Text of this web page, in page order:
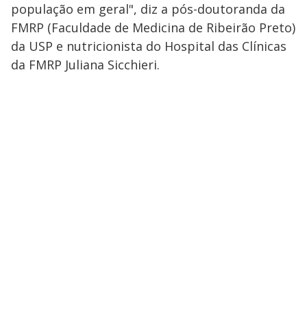
população em geral", diz a pós-doutoranda da
FMRP (Faculdade de Medicina de Ribeirão Preto)
da USP e nutricionista do Hospital das Clínicas
da FMRP Juliana Sicchieri.